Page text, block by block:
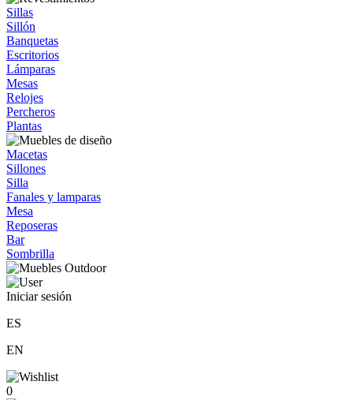
Sillas
Sillón
Banquetas
Escritorios
Lámparas
Mesas
Relojes
Percheros
Plantas
Macetas
Sillones
Silla
Fanales y lamparas
Mesa
Reposeras
Bar
Sombrilla
Iniciar sesión
ES
EN
0